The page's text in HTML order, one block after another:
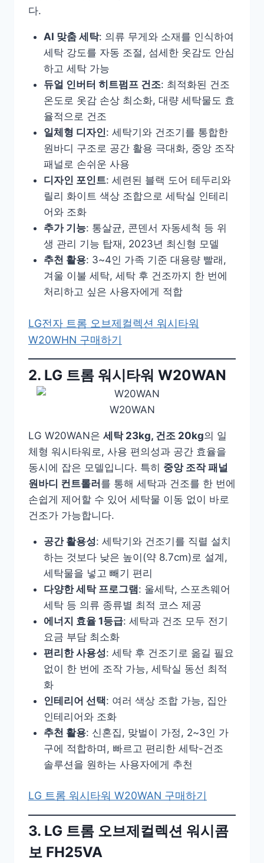
다.
AI 맞춤 세탁: 의류 무게와 소재를 인식하여
세탁 강도를 자동 조절, 섬세한 옷감도 안심
하고 세탁 가능
듀얼 인버터 히트펌프 건조: 최적화된 건조
온도로 옷감 손상 최소화, 대량 세탁물도 효
율적으로 건조
일체형 디자인: 세탁기와 건조기를 통합한
원바디 구조로 공간 활용 극대화, 중앙 조작
패널로 손쉬운 사용
디자인 포인트: 세련된 블랙 도어 테두리와
릴리 화이트 색상 조합으로 세탁실 인테리
어와 조화
추가 기능: 통살균, 콘덴서 자동세척 등 위
생 관리 기능 탑재, 2023년 최신형 모델
추천 활용: 3~4인 가족 기준 대용량 빨래,
겨울 이불 세탁, 세탁 후 건조까지 한 번에
처리하고 싶은 사용자에게 적합
LG전자 트롬 오브제컬렉션 워시타워
W20WHN 구매하기
2. LG 트롬 워시타워 W20WAN
W20WAN
LG W20WAN은 세탁 23kg, 건조 20kg의 일
체형 워시타워로, 사용 편의성과 공간 효율을
동시에 잡은 모델입니다. 특히 중앙 조작 패널
원바디 컨트롤러를 통해 세탁과 건조를 한 번에
손쉽게 제어할 수 있어 세탁물 이동 없이 바로
건조가 가능합니다.
공간 활용성: 세탁기와 건조기를 직렬 설치
하는 것보다 낮은 높이(약 8.7cm)로 설계,
세탁물을 넣고 빼기 편리
다양한 세탁 프로그램: 울세탁, 스포츠웨어
세탁 등 의류 종류별 최적 코스 제공
에너지 효율 1등급: 세탁과 건조 모두 전기
요금 부담 최소화
편리한 사용성: 세탁 후 건조기로 옮길 필요
없이 한 번에 조작 가능, 세탁실 동선 최적
화
인테리어 선택: 여러 색상 조합 가능, 집안
인테리어와 조화
추천 활용: 신혼집, 맞벌이 가정, 2~3인 가
구에 적합하며, 빠르고 편리한 세탁-건조
솔루션을 원하는 사용자에게 추천
LG 트롬 워시타워 W20WAN 구매하기
3. LG 트롬 오브제컬렉션 워시콤
보 FH25VA